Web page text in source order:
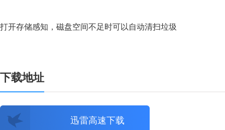
打开存储感知，磁盘空间不足时可以自动清扫垃圾
下载地址
迅雷高速下载